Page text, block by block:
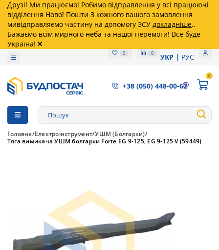
Друзі! Ми працюємо! Робимо відправлення у всі працюючі
відділення Нової Пошти З кожного вашого замовлення
мивідправляємо частину на допомогу ЗСУ докладніше..
Бажаємо всім мирного неба та нашої перемоги! Все буде
Україна!
0 0 УКР РУС
+38 (050) 448-00-62
0
Головна Електроінструмент УШМ (Болгарки)
Тяга вимикача УШМ болгарки Forte EG 9-125, EG 9-125 V (59449)